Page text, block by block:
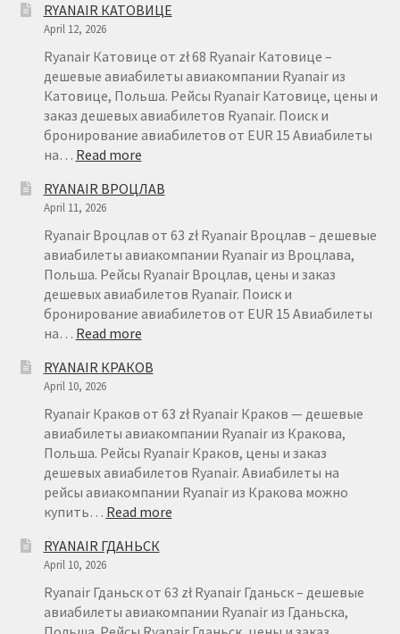
АВИАБИЛЕТОВ
RYANAIR
–
FAQ
RYANAIR КАТОВИЦЕ
April 12, 2026
Ryanair Катовице от zł 68 Ryanair Катовице –
дешевые авиабилеты авиакомпании Ryanair из
Катовице, Польша. Рейсы Ryanair Катовице, цены и
заказ дешевых авиабилетов Ryanair. Поиск и
бронирование авиабилетов от EUR 15 Авиабилеты
на… Read more:
КАТОВИЦЕ
RYANAIR ВРОЦЛАВ
April 11, 2026
Ryanair Вроцлав от 63 zł Ryanair Вроцлав – дешевые
авиабилеты авиакомпании Ryanair из Вроцлава,
Польша. Рейсы Ryanair Вроцлав, цены и заказ
дешевых авиабилетов Ryanair. Поиск и
бронирование авиабилетов от EUR 15 Авиабилеты
на… Read more:
ВРОЦЛАВ
RYANAIR КРАКОВ
April 10, 2026
Ryanair Краков от 63 zł Ryanair Краков — дешевые
авиабилеты авиакомпании Ryanair из Кракова,
Польша. Рейсы Ryanair Краков, цены и заказ
дешевых авиабилетов Ryanair. Авиабилеты на
рейсы авиакомпании Ryanair из Кракова можно
купить… Read more:
RYANAIR ГДАНЬСК
April 10, 2026
Ryanair Гданьск от 63 zł Ryanair Гданьск – дешевые
авиабилеты авиакомпании Ryanair из Гданьска,